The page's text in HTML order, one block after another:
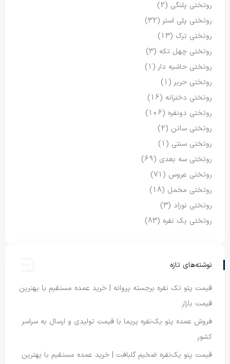
روتختی پلنگی (2)
روتختی پلی استر (32)
روتختی ترک (13)
روتختی چهل تکه (3)
روتختی حاشیه دار (1)
روتختی حریر (1)
روتختی دخترانه (16)
روتختی دونفره (106)
روتختی ساتن (2)
روتختی سنتی (1)
روتختی سه بعدی (69)
روتختی عروس (71)
روتختی مخمل (18)
روتختی نوزاد (3)
روتختی یک نفره (83)
نوشته‌های تازه
قیمت پتو تک نفره برجسته پروانه | خرید عمده مستقیم با بهترین
قیمت بازار
فروش عمده پتو یک‌نفره پریما با قیمت تولیدی و ارسال به سراسر
کشور
قیمت پتو یک‌نفره ضخیم گلبافت | خرید عمده مستقیم با بهترین